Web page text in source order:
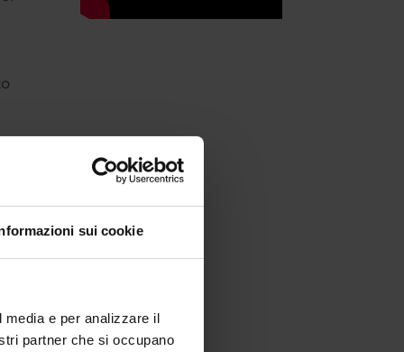
sui cookie
e per analizzare il
partner che si occupano